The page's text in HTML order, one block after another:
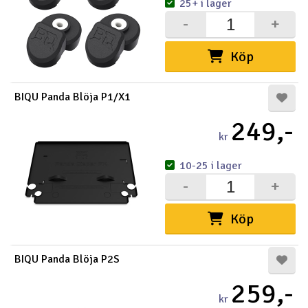
Köp
+
-
25+ i lager
BIQU Panda Blöja P1/X1
kr 249,-
Köp
+
-
10-25 i lager
BIQU Panda Blöja P2S
kr 259,-